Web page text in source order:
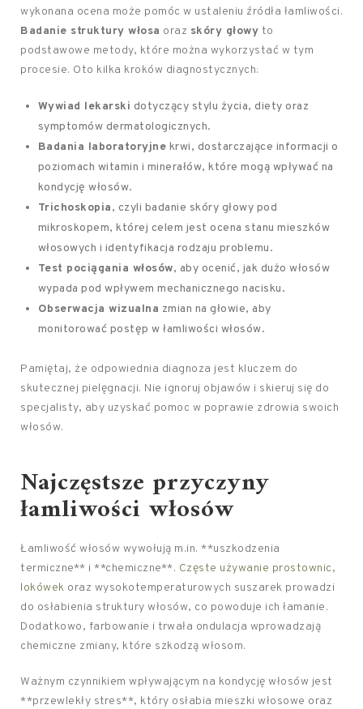
wykonana ocena może pomóc w ustaleniu źródła łamliwości.
Badanie struktury włosa oraz skóry głowy to
podstawowe metody, które można wykorzystać w tym
procesie. Oto kilka kroków diagnostycznych:
Wywiad lekarski dotyczący stylu życia, diety oraz
symptomów dermatologicznych.
Badania laboratoryjne krwi, dostarczające informacji o
poziomach witamin i minerałów, które mogą wpływać na
kondycję włosów.
Trichoskopia, czyli badanie skóry głowy pod
mikroskopem, której celem jest ocena stanu mieszków
włosowych i identyfikacja rodzaju problemu.
Test pociągania włosów, aby ocenić, jak dużo włosów
wypada pod wpływem mechanicznego nacisku.
Obserwacja wizualna zmian na głowie, aby
monitorować postęp w łamliwości włosów.
Pamiętaj, że odpowiednia diagnoza jest kluczem do
skutecznej pielęgnacji. Nie ignoruj objawów i skieruj się do
specjalisty, aby uzyskać pomoc w poprawie zdrowia swoich
włosów.
Najczęstsze przyczyny
łamliwości włosów
Łamliwość włosów wywołują m.in. **uszkodzenia
termiczne** i **chemiczne**. Częste używanie prostownic,
lokówek oraz wysokotemperaturowych suszarek prowadzi
do osłabienia struktury włosów, co powoduje ich łamanie.
Dodatkowo, farbowanie i trwała ondulacja wprowadzają
chemiczne zmiany, które szkodzą włosom.
Ważnym czynnikiem wpływającym na kondycję włosów jest
**przewlekły stres**, który osłabia mieszki włosowe oraz